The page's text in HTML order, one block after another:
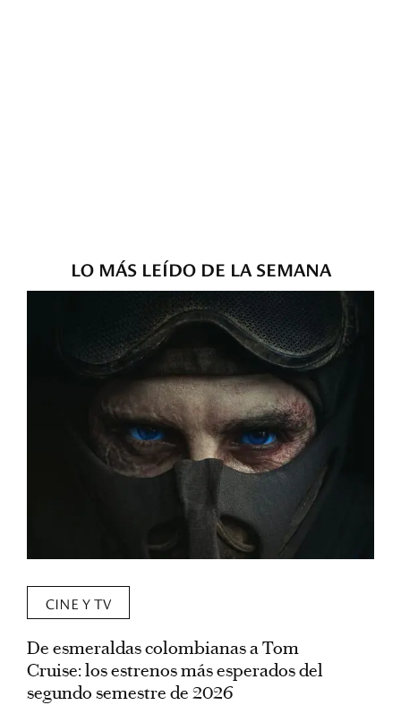
LO MÁS LEÍDO DE LA SEMANA
CINE Y TV
De esmeraldas colombianas a Tom
Cruise: los estrenos más esperados del
segundo semestre de 2026